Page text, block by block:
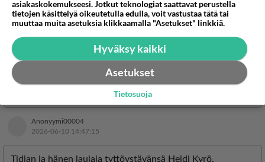
asiakaskokemukseesi. Jotkut teknologiat saattavat perustella
tietojen käsittelyä oikeutetulla edulla, voit vastustaa tätä tai
muuttaa muita asetuksia klikkaamalla "Asetukset" linkkiä.
Hyväksy kaikki
Asetukset
Tietosuoja